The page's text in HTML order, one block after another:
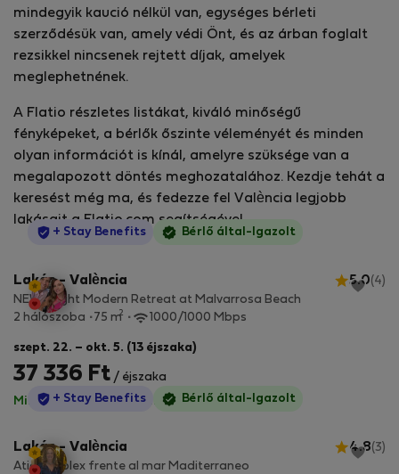
mindegyik kaució nélkül van, egységes bérleti
szerződésük van, amely védi Önt, és az árban foglalt
rezsikkel nincsenek rejtett díjak, amelyek
meglephetnének.
A Flatio részletes listákat, kiváló minőségű
fényképeket, a bérlők őszinte véleményét és minden
olyan információt is kínál, amelyre szüksége van a
megalapozott döntés meghozatalához. Kezdje tehát a
keresést még ma, és fedezze fel València legjobb
lakásait a Flatio.com segítségével.
StayProtection
+ Stay Benefits Bérlő által-Igazolt
Lakás - València 5.0(4)
NEW Bright Modern Retreat at Malvarrosa Beach
2 hálószoba
75 m2 1000/1000 Mbps
szept. 22. – okt. 5. (13 éjszaka)
37 336 Ft / éjszaka
Minden díj benne van·Nincs kaució
StayProtection
+ Stay Benefits Bérlő által-Igazolt
Lakás - València 4.8(3)
Atico duplex frente al mar Maditerraneo